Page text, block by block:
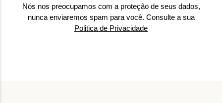
Nós nos preocupamos com a proteção de seus dados,
nunca enviaremos spam para você. Consulte a sua
Politica de Privacidade